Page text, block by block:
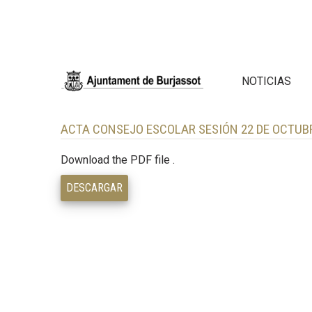
NOTICIAS
ACTA CONSEJO ESCOLAR SESIÓN 22 DE
Download the PDF file .
DESCARGAR